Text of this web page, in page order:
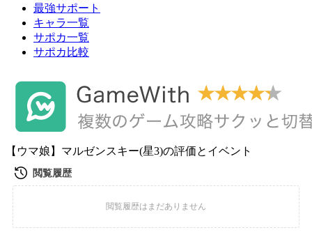
最強サポート
キャラ一覧
サポカ一覧
サポカ比較
【ウマ娘】マルゼンスキー(星3)の評価とイベント